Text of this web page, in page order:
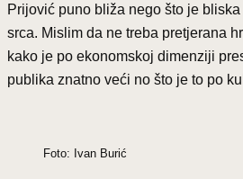
Prijović puno bliža nego što je
srca. Mislim da ne treba pretjerana
kako je po ekonomskoj dimenziji
publika znatno veći no što je to po
Foto: Ivan Burić